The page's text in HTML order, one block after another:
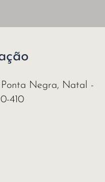
Ponta Negra, Natal -
410